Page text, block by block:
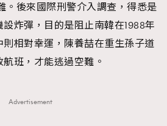
。後來國際刑警介入調查，得悉是
炸彈，目的是阻止南韓在1988年
相對幸運，陳養喆在重生孫子道
班，才能逃過空難。
Advertisement